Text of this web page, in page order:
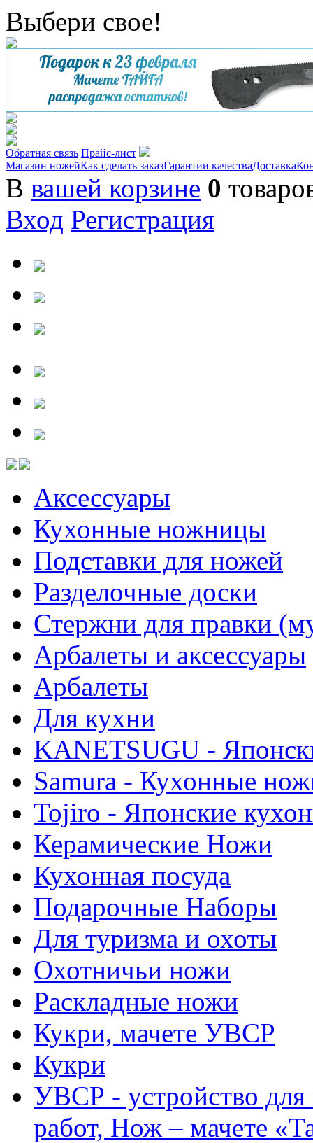
Выбери свое!
Обратная связь Прайс-лист
Магазин ножейКак сделать заказГарантии качестваДоставка
В вашей корзине 0
Вход Регистрация
Аксессуары
Кухонные ножницы
Подставки для ножей
Разделочные доски
Стержни для правки
Арбалеты и аксессуары
Арбалеты
Для кухни
KANETSUGU -
Samura - Кухонные
Tojiro - Японские
Керамические Ножи
Кухонная посуда
Подарочные Наборы
Для туризма и охоты
Охотничьи ножи
Раскладные ножи
Кукри, мачете УВСР
Кукри
УВСР - устройство для
работ, Нож – мачете